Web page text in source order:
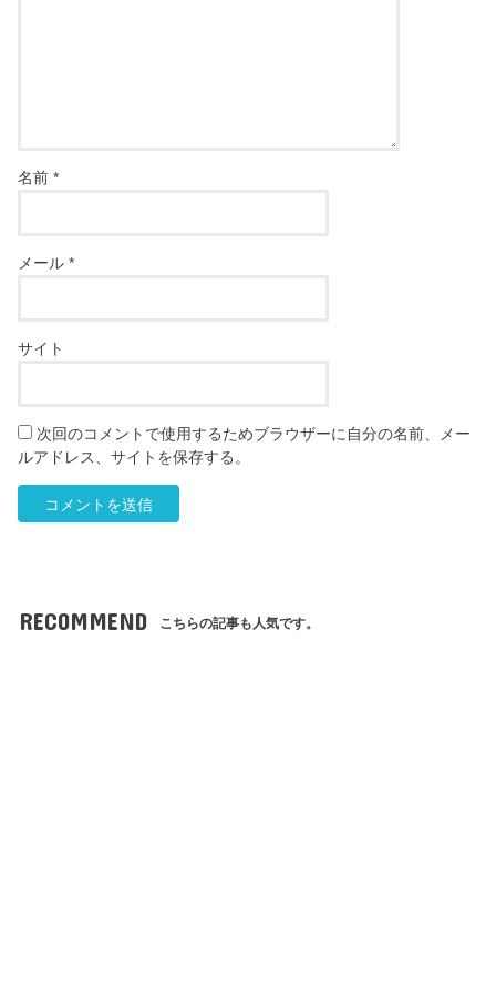
名前*
メール*
サイト
次回のコメントで使用するためブラウザーに自分の名前、メー
ルアドレス、サイトを保存する。
RECOMMEND こちらの記事も人気です。